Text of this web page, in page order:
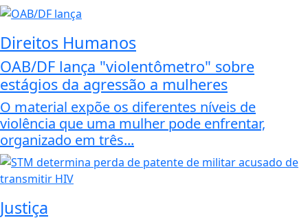
Direitos Humanos
OAB/DF lança "violentômetro" sobre
estágios da agressão a mulheres
O material expõe os diferentes níveis de
violência que uma mulher pode enfrentar,
organizado em três...
Justiça